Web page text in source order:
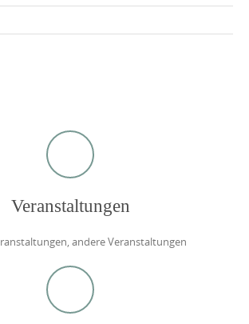
Veranstaltungen
andere Veranstaltungen